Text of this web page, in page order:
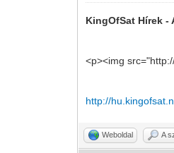
KingOfSat Hírek -
<p><img
http://
Weboldal A